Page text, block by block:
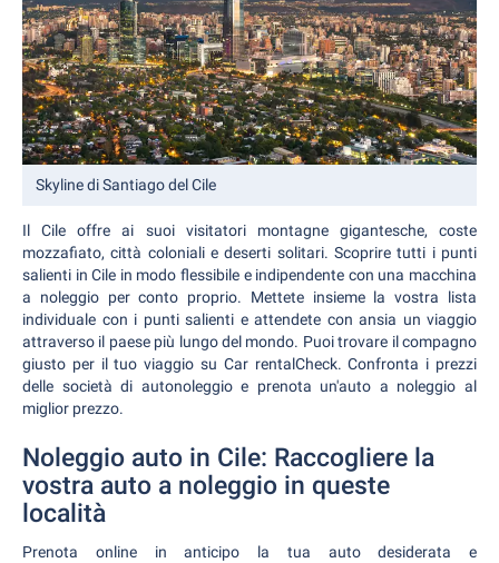
Skyline di Santiago del Cile
Il Cile offre ai suoi visitatori montagne gigantesche, coste
mozzafiato, città coloniali e deserti solitari. Scoprire tutti i punti
salienti in Cile in modo flessibile e indipendente con una macchina
a noleggio per conto proprio. Mettete insieme la vostra lista
individuale con i punti salienti e attendete con ansia un viaggio
attraverso il paese più lungo del mondo. Puoi trovare il compagno
giusto per il tuo viaggio su Car rentalCheck. Confronta i prezzi
delle società di autonoleggio e prenota un'auto a noleggio al
miglior prezzo.
Noleggio auto in Cile: Raccogliere la
vostra auto a noleggio in queste
località
Prenota online in anticipo la tua auto desiderata e